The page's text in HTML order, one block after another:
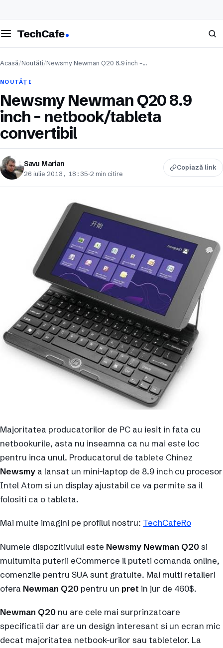
meniul
TechCafe Caută
Acasă/Noutăți/Newsmy Newman Q20 8.9 inch –…
NOUTĂȚI
Newsmy Newman Q20 8.9
inch – netbook/tableta
convertibil
Savu Marian
26 iulie 2013, 18:35·2 min citire
Copiază link
Majoritatea producatorilor de PC au iesit in fata cu
netbookurile, asta nu inseamna ca nu mai este loc
pentru inca unul. Producatorul de tablete Chinez
Newsmy a lansat un mini-laptop de 8.9 inch cu procesor
Intel Atom si un display ajustabil ce va permite sa il
folositi ca o tableta.
Mai multe imagini pe profilul nostru: TechCafeRo
Numele dispozitivului este Newsmy Newman Q20si
multumita puterii eCommerce il puteti comanda online,
comenzile pentru SUA sunt gratuite. Mai multi retaileri
ofera Newman Q20 pentru un pret in jur de 460$.
Newman Q20 nu are cele mai surprinzatoare
specificatii dar are un design interesant si un ecran mic
decat majoritatea netbook-urilor sau tabletelor. La